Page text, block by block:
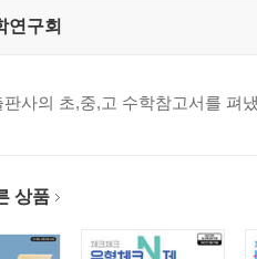
연구회
판사의 초,중,고 수학참고서를 펴
상품